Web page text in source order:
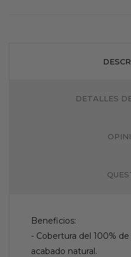
DETALLES
Beneficios:
- Cobertura del 100%
acabado natural.